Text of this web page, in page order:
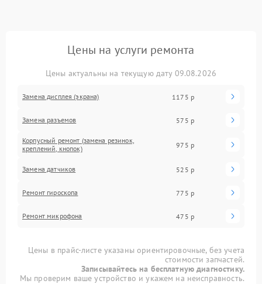
Цены на услуги ремонта
Цены актуальны на текущую дату 09.08.2026
Замена дисплея (экрана) 1175 р
Замена разъемов 575 р
Корпусный ремонт (замена резинок,
креплений, кнопок)
975 р
Замена датчиков 525 р
Ремонт гироскопа 775 р
Ремонт микрофона 475 р
Цены в прайс-листе указаны ориентировочные, без учета
стоимости запчастей.
Записывайтесь на бесплатную диагностику.
Мы проверим ваше устройство и укажем на неисправность.